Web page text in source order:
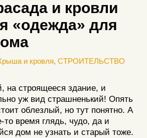
и кровли
«одежда» для
и кровля, СТРОИТЕЛЬСТВО
на строящееся здание, и
уж вид страшненький! Опять
облезлый, но тут понятно. А
то время глядь, чудо, да и
дом не узнать и старый тоже.